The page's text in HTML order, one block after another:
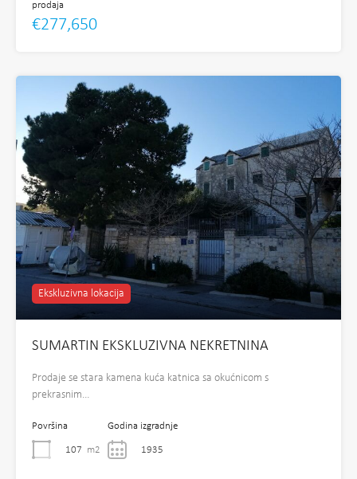
prodaja
€277,650
Ekskluzivna lokacija
SUMARTIN EKSKLUZIVNA NEKRETNINA
Prodaje se stara kamena kuća katnica sa okućnicom s
prekrasnim…
Površina
107 m2
Godina izgradnje
1935